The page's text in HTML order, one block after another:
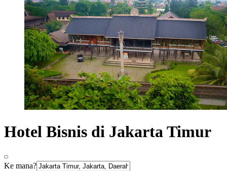
Hotel Bisnis di Jakarta Timur
Ke mana?